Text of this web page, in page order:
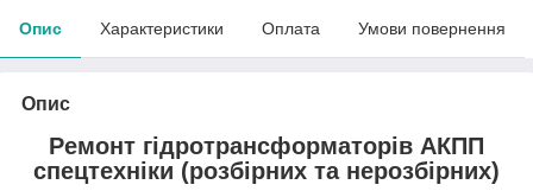
Опис Характеристики Оплата Умови повернення
Опис
Ремонт гідротрансформаторів АКПП
спецтехніки (розбірних та нерозбірних)